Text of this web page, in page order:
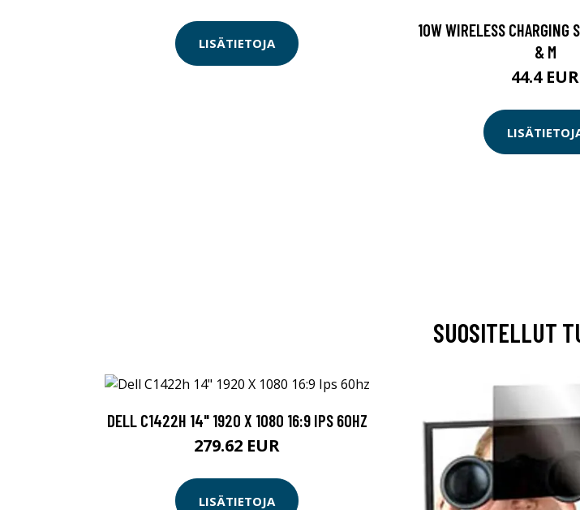
LISÄTIETOJA
10W WIRELESS CHARGING
& M
44.4 EUR
SUOSITELLUT
DELL C1422H 14" 1920 X 1080 16:9 IPS 60HZ
279.62 EUR
LISÄTIETOJA